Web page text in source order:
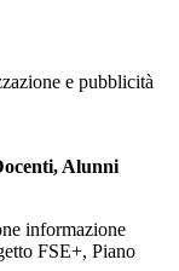
e pubblicità
Alunni
informazione
FSE+, Piano